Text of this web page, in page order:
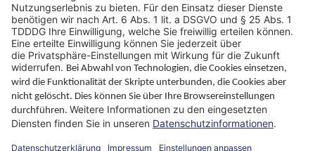
Warum WIKUS
Ratgeber
Unternehmen
ParaMaster® App